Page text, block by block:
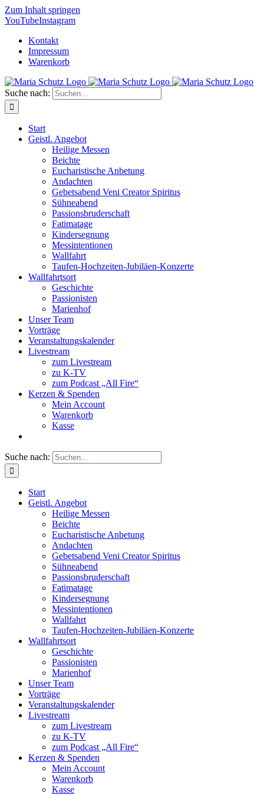
Zum Inhalt springen
YouTubeInstagram
Kontakt
Impressum
Warenkorb
Suche nach:
Start
Geistl. Angebot
Heilige Messen
Beichte
Eucharistische Anbetung
Andachten
Gebetsabend Veni Creator Spiritus
Sühneabend
Passionsbruderschaft
Fatimatage
Kindersegnung
Messintentionen
Wallfahrt
Taufen-Hochzeiten-Jubiläen-Konzerte
Wallfahrtsort
Geschichte
Passionisten
Marienhof
Unser Team
Vorträge
Veranstaltungskalender
Livestream
zum Livestream
zu K-TV
zum Podcast „All Fire“
Kerzen & Spenden
Mein Account
Warenkorb
Kasse
Suche nach:
Start
Geistl. Angebot
Heilige Messen
Beichte
Eucharistische Anbetung
Andachten
Gebetsabend Veni Creator Spiritus
Sühneabend
Passionsbruderschaft
Fatimatage
Kindersegnung
Messintentionen
Wallfahrt
Taufen-Hochzeiten-Jubiläen-Konzerte
Wallfahrtsort
Geschichte
Passionisten
Marienhof
Unser Team
Vorträge
Veranstaltungskalender
Livestream
zum Livestream
zu K-TV
zum Podcast „All Fire“
Kerzen & Spenden
Mein Account
Warenkorb
Kasse